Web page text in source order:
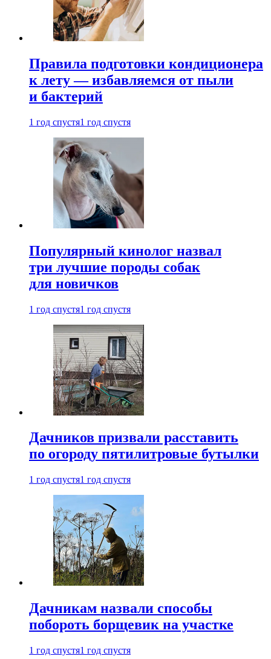
Правила подготовки кондиционера
к лету — избавляемся от пыли
и бактерий
1 год спустя1 год спустя
Популярный кинолог назвал
три лучшие породы собак
для новичков
1 год спустя1 год спустя
Дачников призвали расставить
по огороду пятилитровые бутылки
1 год спустя1 год спустя
Дачникам назвали способы
побороть борщевик на участке
1 год спустя1 год спустя